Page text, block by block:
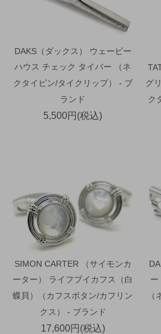
DAKS（ダックス） ウェービー
ハウス チェック タイバー （ネ
クタイピン/タイクリップ） - ブ
ランド
5,500円(税込)
グ
ク
SIMON CARTER （サイモンカ
ーター） ライフブイカフス（白
蝶貝）（カフスボタン/カフリン
クス） - ブランド
17,600円(税込)
ー